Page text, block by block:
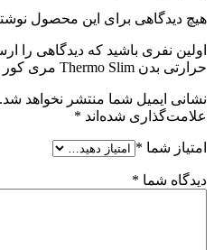
هیچ دیدگاهی برای این محصول
اولین نفری باشید که دیدگاهی را
حرارتی بدن Thermo Slim مری کور ۱۲۵ میل”
نشانی ایمیل شما منتشر نخواهد شد.
علامت‌گذاری شده‌اند *
امتیاز شما *
دیدگاه شما *